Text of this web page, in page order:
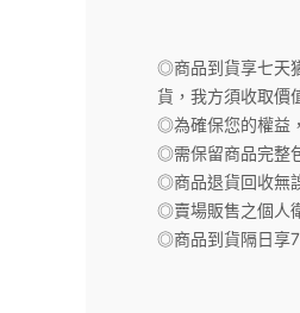
◎商品到貨享七天
貨，我方須收取價
◎為確保您的權益
◎需保留商品完整
◎商品退貨回收無
◎賣場販售之個人
◎商品到貨隔日享7